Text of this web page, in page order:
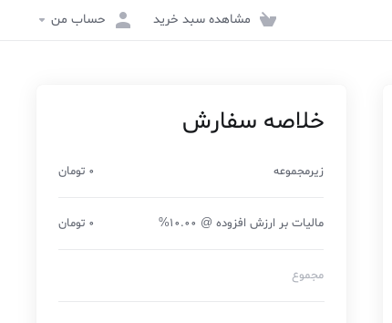
مشاهده سبد خرید حساب من
خلاصه سفارش
زیرمجموعه 0 تومان
مالیات بر ارزش افزوده @ 10.00% 0 تومان
مجموع